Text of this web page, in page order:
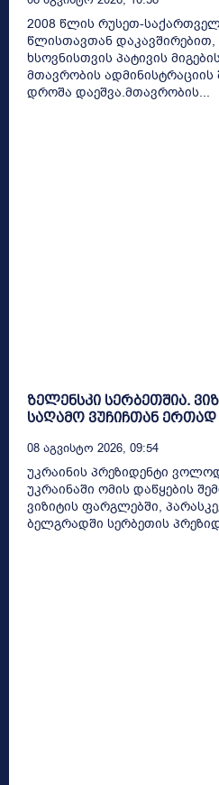
2008 წლის რუსეთ-
წლისთავთან
ხსოვნისთვის პატივის
მთავრობის
დროშა დაეშვა.მთავრობის...
ზელენსკი სერბეთშია.
საღამო ვუჩიჩთან ერთად
08 Აგვისტო 2026, 09:54
უკრაინის პრეზიდენტი
უკრაინაში ომის დაწყების
ვიზიტის ფარგლებში,
ბელგრადში სერბეთის